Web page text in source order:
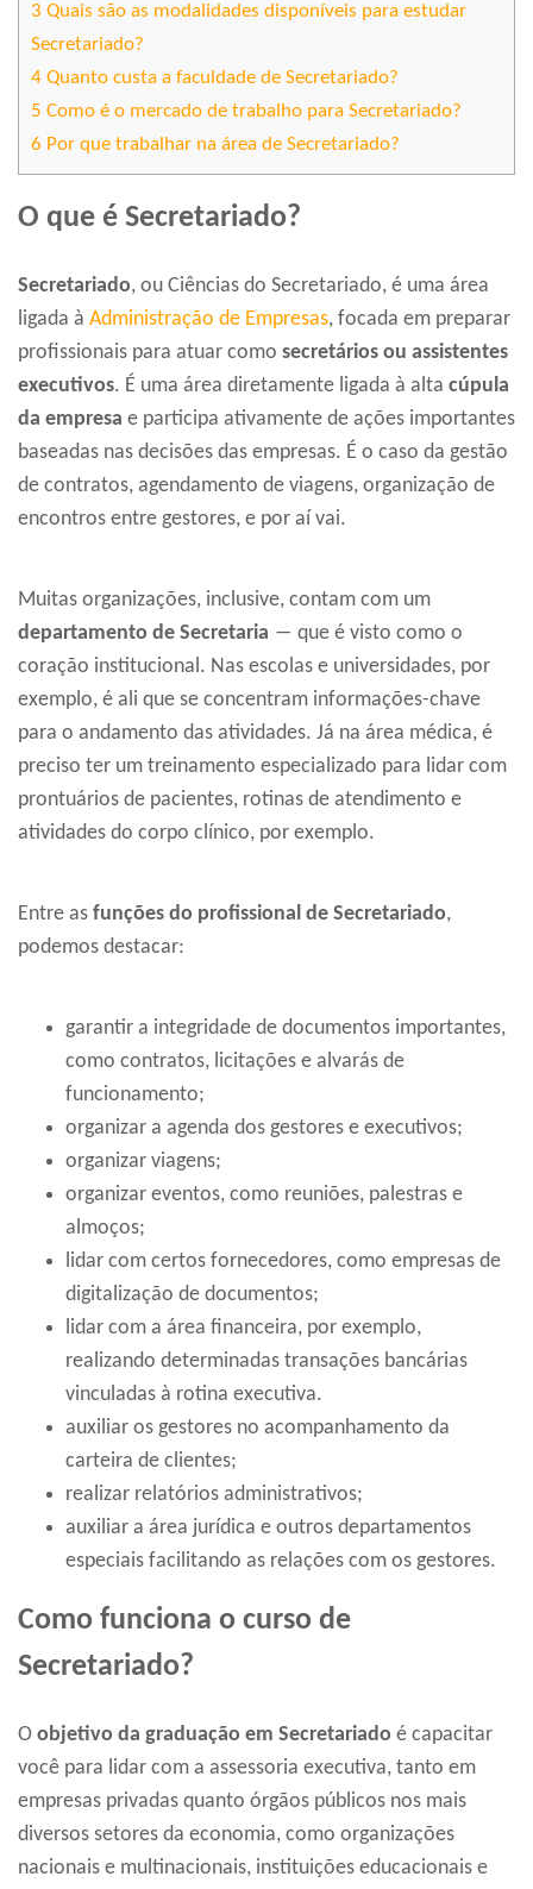
3 Quais são as modalidades disponíveis para estudar
Secretariado?
4 Quanto custa a faculdade de Secretariado?
5 Como é o mercado de trabalho para Secretariado?
6 Por que trabalhar na área de Secretariado?
O que é Secretariado?
Secretariado, ou Ciências do Secretariado, é uma área
ligada à Administração de Empresas, focada em preparar
profissionais para atuar como secretários ou assistentes
executivos. É uma área diretamente ligada à alta cúpula
da empresa e participa ativamente de ações importantes
baseadas nas decisões das empresas. É o caso da gestão
de contratos, agendamento de viagens, organização de
encontros entre gestores, e por aí vai.
Muitas organizações, inclusive, contam com um
departamento de Secretaria ― que é visto como o
coração institucional. Nas escolas e universidades, por
exemplo, é ali que se concentram informações-chave
para o andamento das atividades. Já na área médica, é
preciso ter um treinamento especializado para lidar com
prontuários de pacientes, rotinas de atendimento e
atividades do corpo clínico, por exemplo.
Entre as funções do profissional de Secretariado,
podemos destacar:
garantir a integridade de documentos importantes,
como contratos, licitações e alvarás de
funcionamento;
organizar a agenda dos gestores e executivos;
organizar viagens;
organizar eventos, como reuniões, palestras e
almoços;
lidar com certos fornecedores, como empresas de
digitalização de documentos;
lidar com a área financeira, por exemplo,
realizando determinadas transações bancárias
vinculadas à rotina executiva.
auxiliar os gestores no acompanhamento da
carteira de clientes;
realizar relatórios administrativos;
auxiliar a área jurídica e outros departamentos
especiais facilitando as relações com os gestores.
Como funciona o curso de
Secretariado?
O objetivo da graduação em Secretariado é capacitar
você para lidar com a assessoria executiva, tanto em
empresas privadas quanto órgãos públicos nos mais
diversos setores da economia, como organizações
nacionais e multinacionais, instituições educacionais e